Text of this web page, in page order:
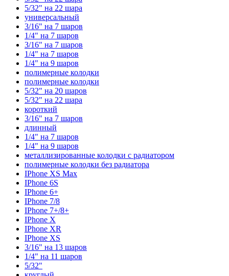
5/32" на 22 шара
универсальный
3/16" на 7 шаров
1/4" на 7 шаров
3/16" на 7 шаров
1/4" на 7 шаров
1/4" на 9 шаров
полимерные колодки
полимерные колодки
5/32" на 20 шаров
5/32" на 22 шара
короткий
3/16" на 7 шаров
длинный
1/4" на 7 шаров
1/4" на 9 шаров
металлизированные колодки с радиатором
полимерные колодки без радиатора
IPhone XS Max
IPhone 6S
IPhone 6+
IPhone 7/8
IPhone 7+/8+
IPhone X
IPhone XR
IPhone XS
3/16" на 13 шаров
1/4" на 11 шаров
5/32"